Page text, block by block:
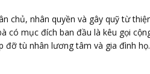
chủ, nhân quyền và gây quỹ từ
có mục đích ban đầu là kêu gọi
đỡ tù nhân lương tâm và gia đình